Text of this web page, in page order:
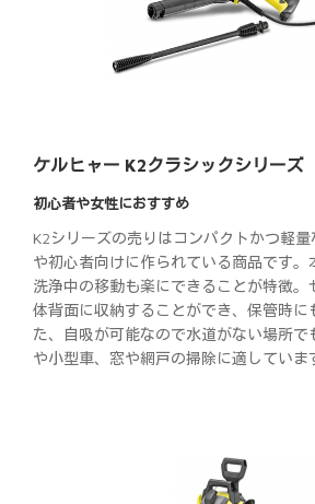
ケルヒャー K2クラシックシリーズ
初心者や女性におすすめ
K2シリーズの売りはコンパクトかつ軽
や初心者向けに作られている商品です。
洗浄中の移動も楽にできることが特徴。
体背面に収納することができ、保管時に
た、自吸が可能なので水道がない場所で
や小型車、窓や網戸の掃除に適していま